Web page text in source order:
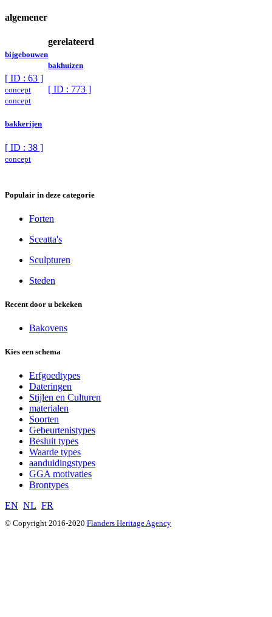
algemener
bijgebouwen
[ ID : 63 ]
concept
gerelateerd
bakhuizen
[ ID : 773 ]
concept
bakkerijen
[ ID : 38 ]
concept
Populair in deze categorie
Forten
Sceatta's
Sculpturen
Steden
Recent door u bekeken
Bakovens
Kies een schema
Erfgoedtypes
Dateringen
Stijlen en Culturen
materialen
Soorten
Gebeurtenistypes
Besluit types
Waarde types
aanduidingstypes
GGA motivaties
Brontypes
EN NL FR
© Copyright 2016-2020 Flanders Heritage Agency